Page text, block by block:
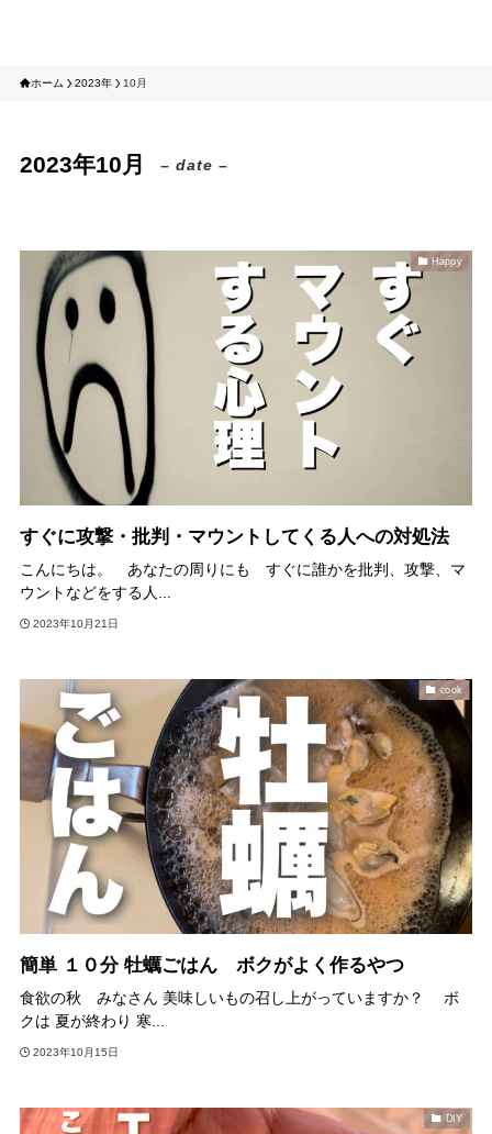
ホーム 2023年 10月
2023年10月 – date –
Happy
すぐに攻撃・批判・マウントしてくる人への対処法
こんにちは。 あなたの周りにも すぐに誰かを批判、攻撃、マ
ウントなどをする人...
2023年10月21日
cook
簡単 １０分 牡蠣ごはん ボクがよく作るやつ
食欲の秋 みなさん 美味しいもの召し上がっていますか？ ボ
クは 夏が終わり 寒...
2023年10月15日
DIY